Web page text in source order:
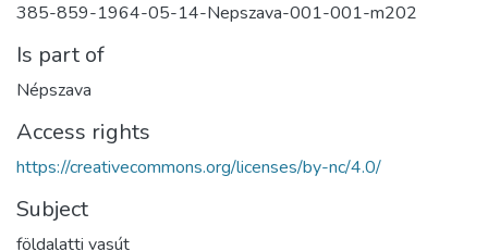
385-859-1964-05-14-Nepszava-001-001-m202
Is part of
Népszava
Access rights
https://creativecommons.org/licenses/by-nc/4.0/
Subject
földalatti vasút